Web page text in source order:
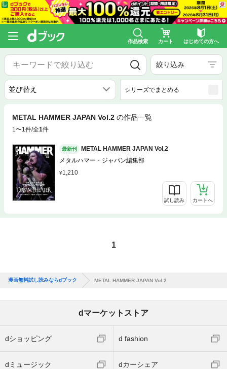
作品検索 カート はじめての方へ
絞り込み
シリーズでまとめる
METAL HAMMER JAPAN Vol.2 の作品一覧
1〜1件/全1件
最新刊
METAL HAMMER JAPAN Vol.2
メタルハマー・ジャパン編集部
1,210
試し読み カートへ
1
漫画無料試し読みならdブック METAL HAMMER JAPAN Vol.2
dマーケットストア
dショッピング d fashion
dミュージック dカーシェア